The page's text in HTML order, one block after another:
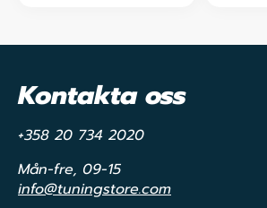
Kontakta oss
+358 20 734 2020
Mån-fre, 09-15
info@tuningstore.com